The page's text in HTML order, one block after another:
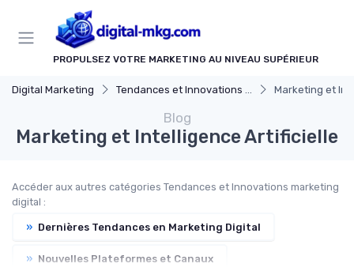
PROPULSEZ VOTRE MARKETING AU NIVEAU SUPÉRIEUR
Digital Marketing Tendances et Innovations marketing digital Marketing et
Blog
Marketing et Intelligence Artificielle
Accéder aux autres catégories Tendances et Innovations marketing
digital :
» Dernières Tendances en Marketing Digital
» Nouvelles Plateformes et Canaux
Panneau de gestion des cookies